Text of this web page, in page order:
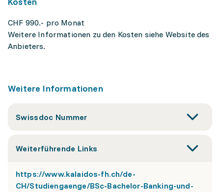
CHF 990.- pro Monat
Weitere Informationen zu den Kosten siehe Website des
Anbieters.
Weitere Informationen
Swissdoc Nummer
Weiterführende Links
https://www.kalaidos-fh.ch/de-
CH/Studiengaenge/BSc-Bachelor-Banking-und-